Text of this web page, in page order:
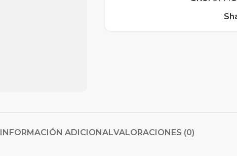
INFORMACIÓN ADICIONALVALORACIONES (0)